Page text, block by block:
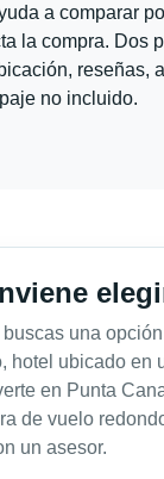
a comparar
la compra. Dos
reseñas,
no incluido.
una
hotel ubicado en
en Punta
de vuelo
un asesor.